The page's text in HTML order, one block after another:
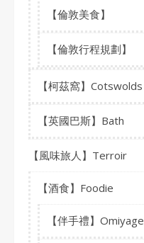
【倫敦美食】
【倫敦行程規劃】
【柯茲窩】Cotswolds
【英國巴斯】Bath
【風味旅人】Terroir
【酒食】Foodie
【伴手禮】Omiyage